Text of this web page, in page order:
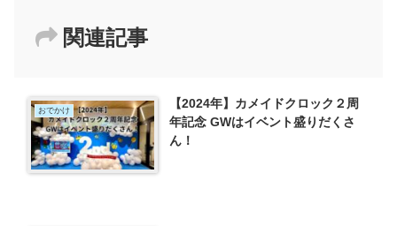
関連記事
おでかけ
【2024年】カメイドクロック２周
年記念 GWはイベント盛りだくさ
ん！